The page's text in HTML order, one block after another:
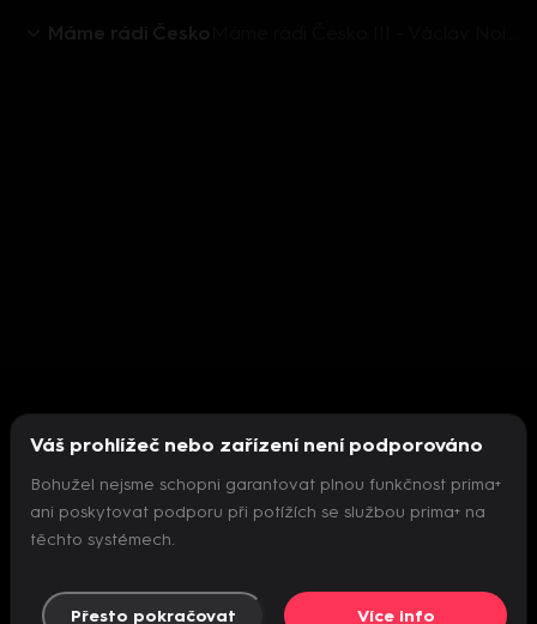
Máme rádi Česko
Nepodařilo se inicializovat přehrávač
Váš prohlížeč nebo zařízení není podporováno
Bohužel nejsme schopni garantovat plnou funkčnost prima+
ani poskytovat podporu při potížích se službou prima+ na
těchto systémech.
Přesto pokračovat Více info